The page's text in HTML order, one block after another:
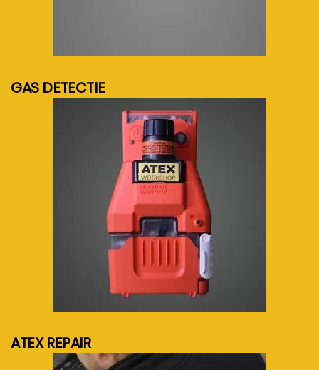
GAS DETECTIE
meer info...
ATEX REPAIR